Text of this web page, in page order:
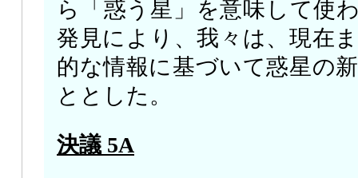
ら「惑う星」を意味して使
発見により、我々は、現在
的な情報に基づいて惑星の
ととした。
決議 5A